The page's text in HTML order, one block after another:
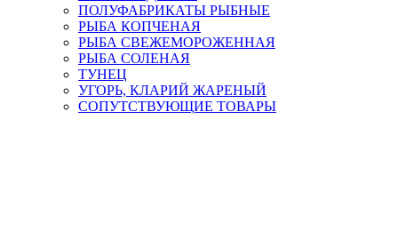
ПОЛУФАБРИКАТЫ РЫБНЫЕ
РЫБА КОПЧЕНАЯ
РЫБА СВЕЖЕМОРОЖЕННАЯ
РЫБА СОЛЕНАЯ
ТУНЕЦ
УГОРЬ, КЛАРИЙ ЖАРЕНЫЙ
СОПУТСТВУЮЩИЕ ТОВАРЫ